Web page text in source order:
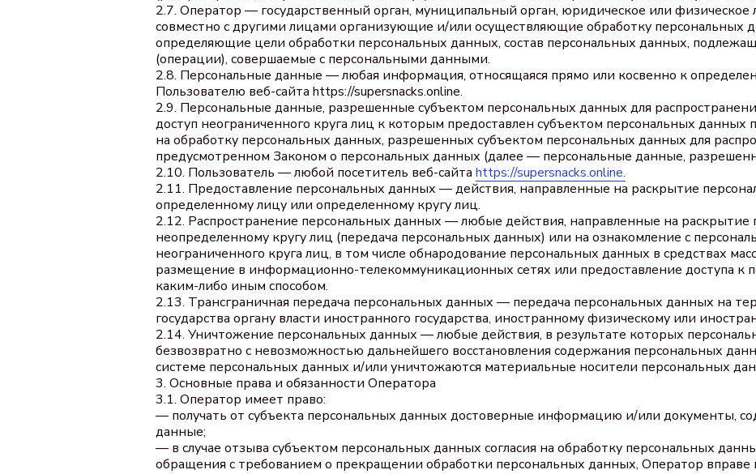
2.7. Оператор — государственный орган, муниципальный орган, юридическое или физическое
совместно с другими лицами организующие и/или осуществляющие обработку персональных
определяющие цели обработки персональных данных, состав персональных данных,
(операции), совершаемые с персональными данными.
2.8. Персональные данные — любая информация, относящаяся прямо или косвенно к
Пользователю веб-сайта https://supersnacks.online.
2.9. Персональные данные, разрешенные субъектом персональных данных для
доступ неограниченного круга лиц к которым предоставлен субъектом персональных данных
на обработку персональных данных, разрешенных субъектом персональных данных для
предусмотренном Законом о персональных данных (далее — персональные данные,
2.10. Пользователь — любой посетитель веб-сайта https://supersnacks.online.
2.11. Предоставление персональных данных — действия, направленные на раскрытие
определенному лицу или определенному кругу лиц.
2.12. Распространение персональных данных — любые действия, направленные на раскрытие
неопределенному кругу лиц (передача персональных данных) или на ознакомление с
неограниченного круга лиц, в том числе обнародование персональных данных в средствах
размещение в информационно-телекоммуникационных сетях или предоставление доступа к
каким-либо иным способом.
2.13. Трансграничная передача персональных данных — передача персональных данных на
государства органу власти иностранного государства, иностранному физическому или
2.14. Уничтожение персональных данных — любые действия, в результате которых
безвозвратно с невозможностью дальнейшего восстановления содержания персональных
системе персональных данных и/или уничтожаются материальные носители персональных
3. Основные права и обязанности Оператора
3.1. Оператор имеет право:
— получать от субъекта персональных данных достоверные информацию и/или документы,
данные;
— в случае отзыва субъектом персональных данных согласия на обработку персональных
обращения с требованием о прекращении обработки персональных данных, Оператор вправе